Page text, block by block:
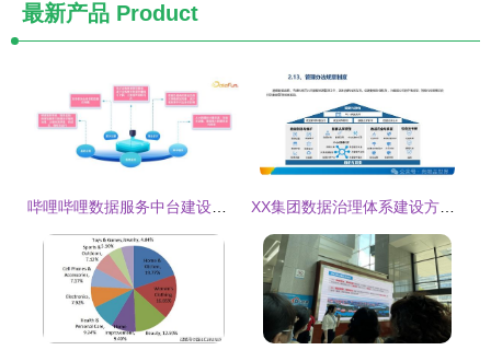
最新产品 Product
哔哩哔哩数据服务中台建设实践 数据处理服务的核心演进与优化 XX集团数据治理体系建设方案 数据处理服务的战略实施路径